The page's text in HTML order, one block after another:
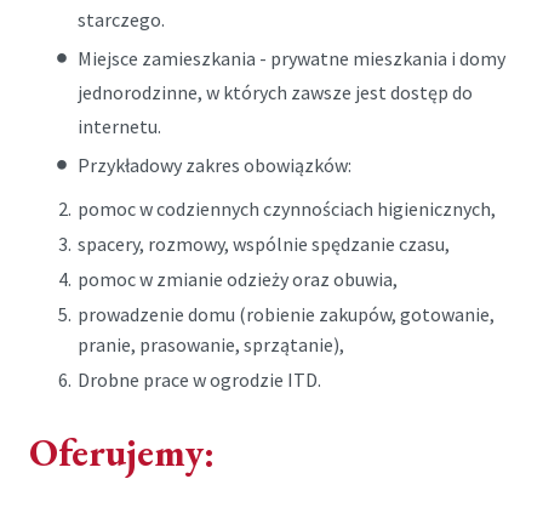
starczego.
Miejsce zamieszkania - prywatne mieszkania i domy
jednorodzinne, w których zawsze jest dostęp do
internetu.
Przykładowy zakres obowiązków:
pomoc w codziennych czynnościach higienicznych,
spacery, rozmowy, wspólnie spędzanie czasu,
pomoc w zmianie odzieży oraz obuwia,
prowadzenie domu (robienie zakupów, gotowanie,
pranie, prasowanie, sprzątanie),
Drobne prace w ogrodzie ITD.
Oferujemy: